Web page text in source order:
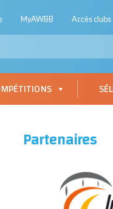
MyAWBB Accès clubs
Partenaires